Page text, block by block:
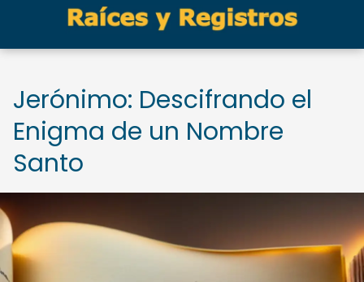
Jerónimo: Descifrando el
Enigma de un Nombre
Santo